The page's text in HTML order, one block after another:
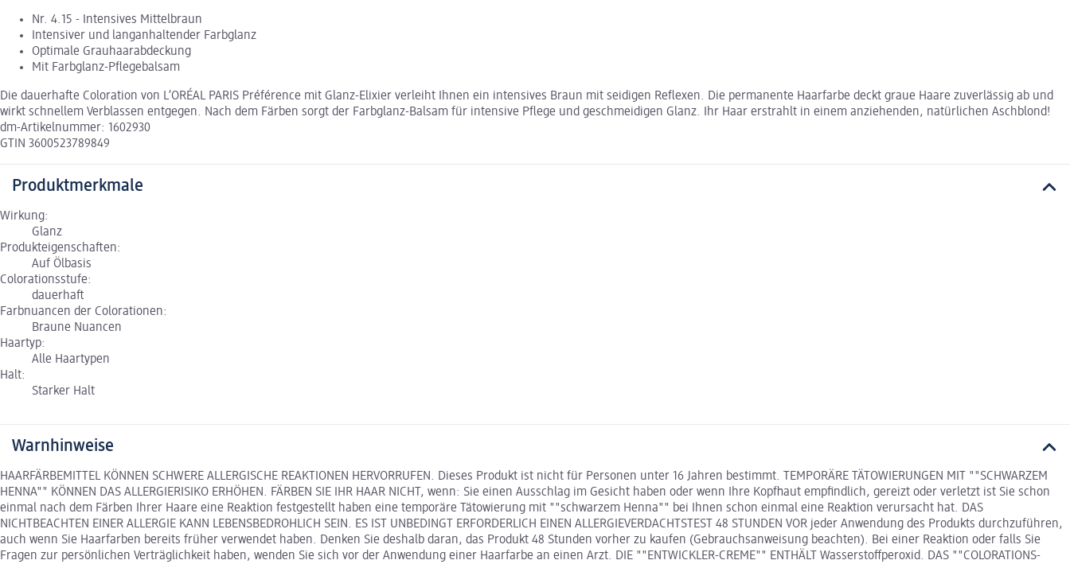
Nr. 4.15 - Intensives Mittelbraun
Intensiver und langanhaltender Farbglanz
Optimale Grauhaarabdeckung
Mit Farbglanz-Pflegebalsam
Die dauerhafte Coloration von L’ORÉAL PARIS Préférence mit Glanz-Elixier verleiht Ihnen ein intensives Braun mit seidigen Reflexen. Die permanente Haarfarbe deckt graue Haare zuverlässig ab und
wirkt schnellem Verblassen entgegen. Nach dem Färben sorgt der Farbglanz-Balsam für intensive Pflege und geschmeidigen Glanz. Ihr Haar erstrahlt in einem anziehenden, natürlichen Aschblond!
dm-Artikelnummer: 1602930
GTIN 3600523789849
Produktmerkmale
Wirkung:
Glanz
Produkteigenschaften:
Auf Ölbasis
Colorationsstufe:
dauerhaft
Farbnuancen der Colorationen:
Braune Nuancen
Haartyp:
Alle Haartypen
Halt:
Starker Halt
Warnhinweise
HAARFÄRBEMITTEL KÖNNEN SCHWERE ALLERGISCHE REAKTIONEN HERVORRUFEN. Dieses Produkt ist nicht für Personen unter 16 Jahren bestimmt. TEMPORÄRE TÄTOWIERUNGEN MIT ""SCHWARZEM
HENNA"" KÖNNEN DAS ALLERGIERISIKO ERHÖHEN. FÄRBEN SIE IHR HAAR NICHT, wenn: Sie einen Ausschlag im Gesicht haben oder wenn Ihre Kopfhaut empfindlich, gereizt oder verletzt ist Sie schon
einmal nach dem Färben Ihrer Haare eine Reaktion festgestellt haben eine temporäre Tätowierung mit ""schwarzem Henna"" bei Ihnen schon einmal eine Reaktion verursacht hat. DAS
NICHTBEACHTEN EINER ALLERGIE KANN LEBENSBEDROHLICH SEIN. ES IST UNBEDINGT ERFORDERLICH EINEN ALLERGIEVERDACHTSTEST 48 STUNDEN VOR jeder Anwendung des Produkts durchzuführen,
auch wenn Sie Haarfarben bereits früher verwendet haben. Denken Sie deshalb daran, das Produkt 48 Stunden vorher zu kaufen (Gebrauchsanweisung beachten). Bei einer Reaktion oder falls Sie
Fragen zur persönlichen Verträglichkeit haben, wenden Sie sich vor der Anwendung einer Haarfarbe an einen Arzt. DIE ""ENTWICKLER-CREME"" ENTHÄLT Wasserstoffperoxid. DAS ""COLORATIONS-